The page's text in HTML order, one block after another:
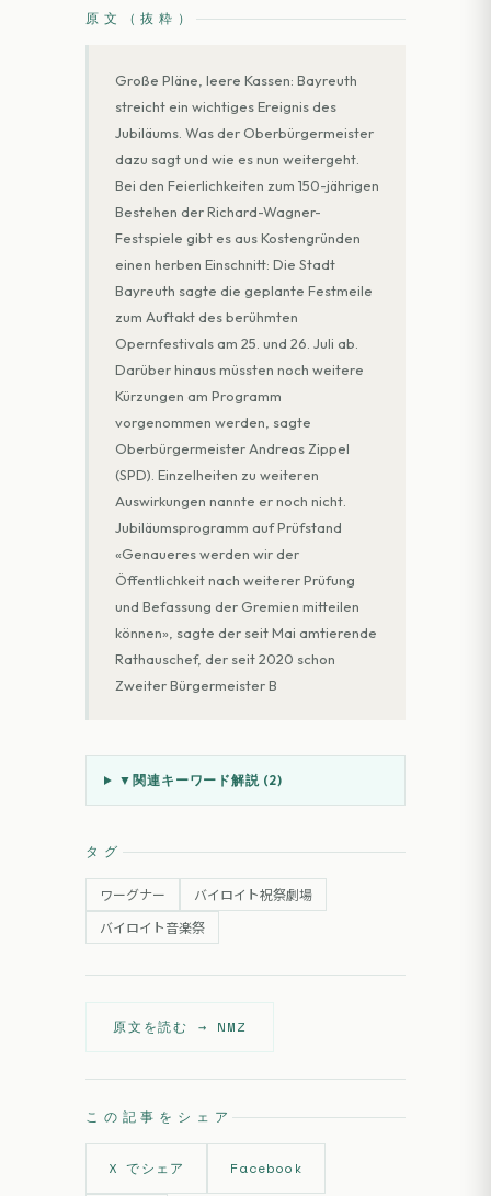
原文（抜粋）
Große Pläne, leere Kassen: Bayreuth
streicht ein wichtiges Ereignis des
Jubiläums. Was der Oberbürgermeister
dazu sagt und wie es nun weitergeht.
Bei den Feierlichkeiten zum 150-jährigen
Bestehen der Richard-Wagner-
Festspiele gibt es aus Kostengründen
einen herben Einschnitt: Die Stadt
Bayreuth sagte die geplante Festmeile
zum Auftakt des berühmten
Opernfestivals am 25. und 26. Juli ab.
Darüber hinaus müssten noch weitere
Kürzungen am Programm
vorgenommen werden, sagte
Oberbürgermeister Andreas Zippel
(SPD). Einzelheiten zu weiteren
Auswirkungen nannte er noch nicht.
Jubiläumsprogramm auf Prüfstand
«Genaueres werden wir der
Öffentlichkeit nach weiterer Prüfung
und Befassung der Gremien mitteilen
können», sagte der seit Mai amtierende
Rathauschef, der seit 2020 schon
Zweiter Bürgermeister B
▼ 関連キーワード解説 (2)
タグ
ワーグナー バイロイト祝祭劇場
バイロイト音楽祭
原文を読む → NMZ
この記事をシェア
X でシェア Facebook